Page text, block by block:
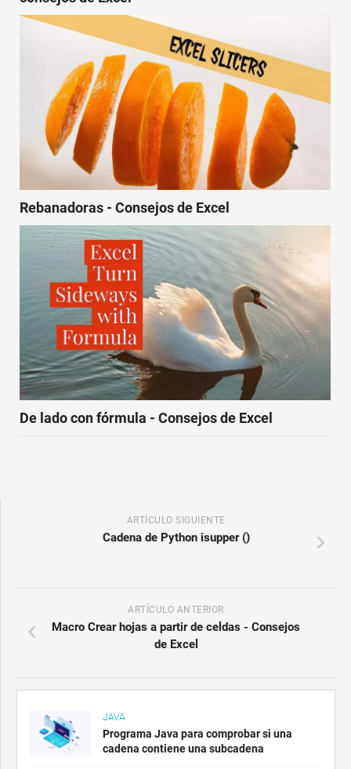
Rebanadoras - Consejos de Excel
De lado con fórmula - Consejos de Excel
ARTÍCULO SIGUIENTE
Cadena de Python isupper ()
ARTÍCULO ANTERIOR
Macro Crear hojas a partir de celdas - Consejos
de Excel
JAVA
Programa Java para comprobar si una
cadena contiene una subcadena